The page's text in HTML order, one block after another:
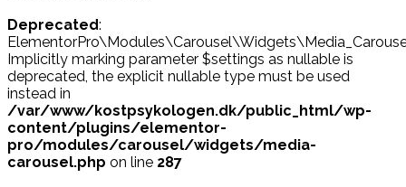
Deprecated:
Implicitly marking parameter $settings as nullable is
deprecated, the explicit nullable type must be used
instead in
/var/www/kostpsykologen.dk/public_html/wp-
content/plugins/elementor-
pro/modules/carousel/widgets/media-
carousel.php on line 287